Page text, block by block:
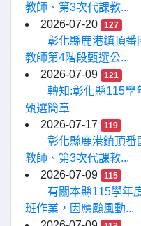
教師、第3次代課教...
2026-07-20
127
彰化縣鹿港鎮頂番
教師第4階段甄選公...
2026-07-09
121
轉知:彰化縣115學
甄選簡章
2026-07-17
119
彰化縣鹿港鎮頂番
教師、第3次代課教...
2026-07-09
115
有關本縣115學年
班作業，因應颱風動...